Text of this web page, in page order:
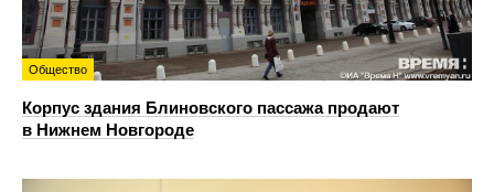
Общество
Корпус здания Блиновского пассажа продают
в Нижнем Новгороде